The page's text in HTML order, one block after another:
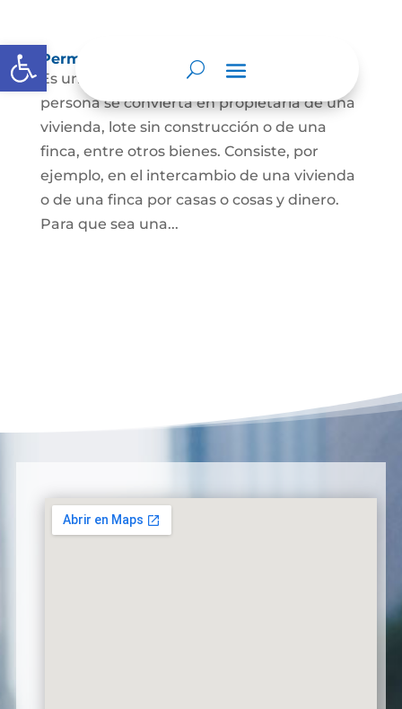
Abrir barra de herramientas
Permuta de Inmuebles
Es uno de los contratos para que una
persona se convierta en propietaria de una
vivienda, lote sin construcción o de una
finca, entre otros bienes. Consiste, por
ejemplo, en el intercambio de una vivienda
o de una finca por casas o cosas y dinero.
Para que sea una...